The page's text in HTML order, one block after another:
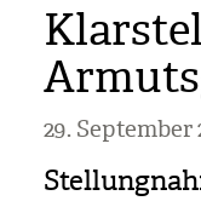
29. September